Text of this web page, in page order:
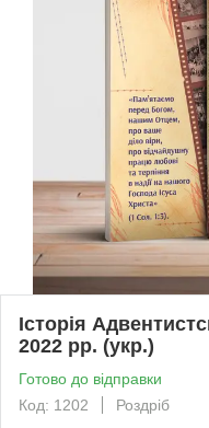
Історія
2022 рр. (укр.)
Готово до відправки
Код: 1202
Роздріб